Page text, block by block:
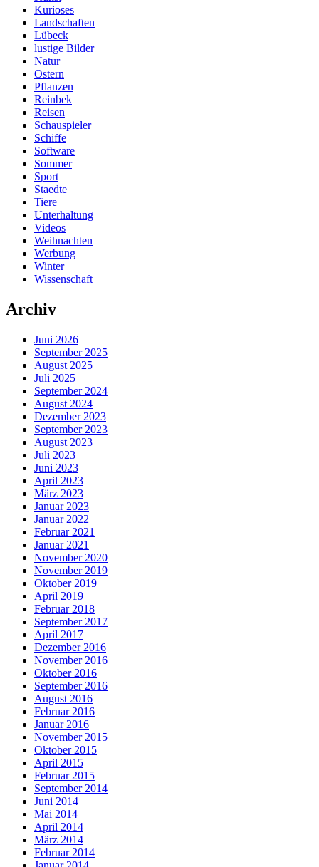
Kurioses
Landschaften
Lübeck
lustige Bilder
Natur
Ostern
Pflanzen
Reinbek
Reisen
Schauspieler
Schiffe
Software
Sommer
Sport
Staedte
Tiere
Unterhaltung
Videos
Weihnachten
Werbung
Winter
Wissenschaft
Archiv
Juni 2026
September 2025
August 2025
Juli 2025
September 2024
August 2024
Dezember 2023
September 2023
August 2023
Juli 2023
Juni 2023
April 2023
März 2023
Januar 2023
Januar 2022
Februar 2021
Januar 2021
November 2020
November 2019
Oktober 2019
April 2019
Februar 2018
September 2017
April 2017
Dezember 2016
November 2016
Oktober 2016
September 2016
August 2016
Februar 2016
Januar 2016
November 2015
Oktober 2015
April 2015
Februar 2015
September 2014
Juni 2014
Mai 2014
April 2014
März 2014
Februar 2014